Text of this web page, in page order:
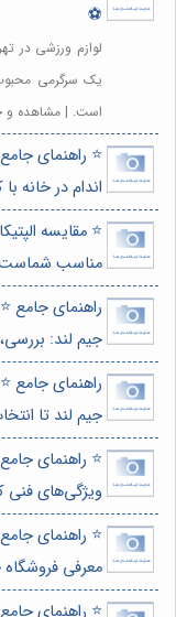
⚽️
لوازم ورزشی در
یک سرگرمی
است. | مشاهده و
⭐️ راهنمای
اندام در خانه
⭐️ مقایسه
مناسب
راهنمای جامع
جیم لند:
راهنمای جامع
جیم لند تا
⭐️ راهنمای
ویژگی‌های فنی
⭐️ راهنمای
معرفی فروشگاه